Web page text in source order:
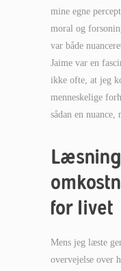
mine egne
moral og
var både
Jaime var en
ikke ofte, at jeg
menneskelige
sådan en nuance,
for livet
Mens jeg læste
overvejelse over